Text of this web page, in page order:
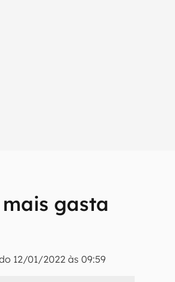
gasta
12/01/2022 às 09:59
primeira